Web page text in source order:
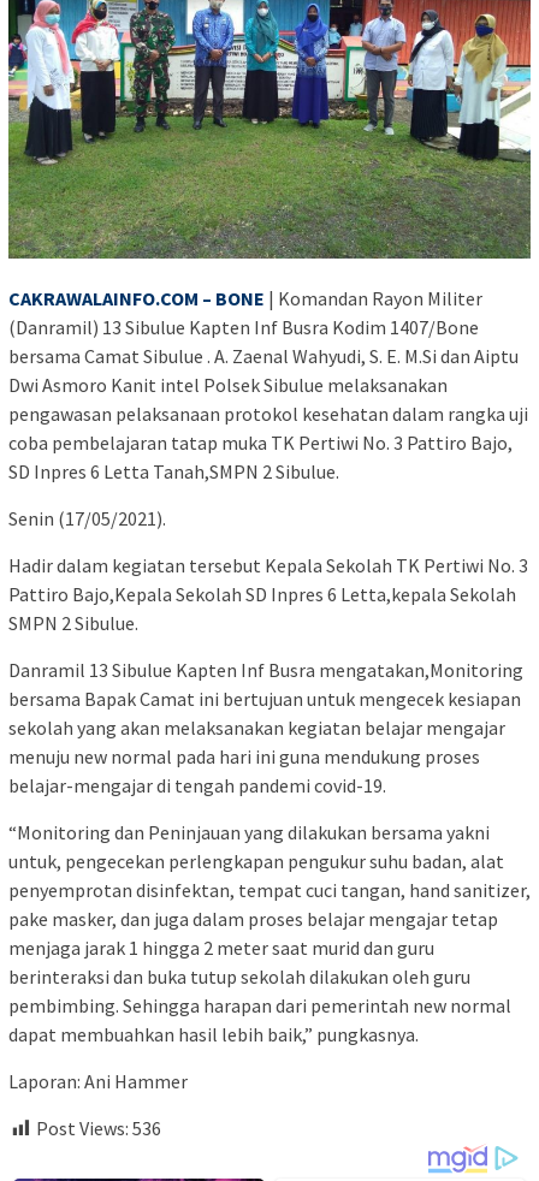
CAKRAWALAINFO.COM – BONE | Komandan Rayon Militer
(Danramil) 13 Sibulue Kapten Inf Busra Kodim 1407/Bone
bersama Camat Sibulue . A. Zaenal Wahyudi, S. E. M.Si dan Aiptu
Dwi Asmoro Kanit intel Polsek Sibulue melaksanakan
pengawasan pelaksanaan protokol kesehatan dalam rangka uji
coba pembelajaran tatap muka TK Pertiwi No. 3 Pattiro Bajo,
SD Inpres 6 Letta Tanah,SMPN 2 Sibulue.
Senin (17/05/2021).
Hadir dalam kegiatan tersebut Kepala Sekolah TK Pertiwi No. 3
Pattiro Bajo,Kepala Sekolah SD Inpres 6 Letta,kepala Sekolah
SMPN 2 Sibulue.
Danramil 13 Sibulue Kapten Inf Busra mengatakan,Monitoring
bersama Bapak Camat ini bertujuan untuk mengecek kesiapan
sekolah yang akan melaksanakan kegiatan belajar mengajar
menuju new normal pada hari ini guna mendukung proses
belajar-mengajar di tengah pandemi covid-19.
“Monitoring dan Peninjauan yang dilakukan bersama yakni
untuk, pengecekan perlengkapan pengukur suhu badan, alat
penyemprotan disinfektan, tempat cuci tangan, hand sanitizer,
pake masker, dan juga dalam proses belajar mengajar tetap
menjaga jarak 1 hingga 2 meter saat murid dan guru
berinteraksi dan buka tutup sekolah dilakukan oleh guru
pembimbing. Sehingga harapan dari pemerintah new normal
dapat membuahkan hasil lebih baik,” pungkasnya.
Laporan: Ani Hammer
Post Views: 536